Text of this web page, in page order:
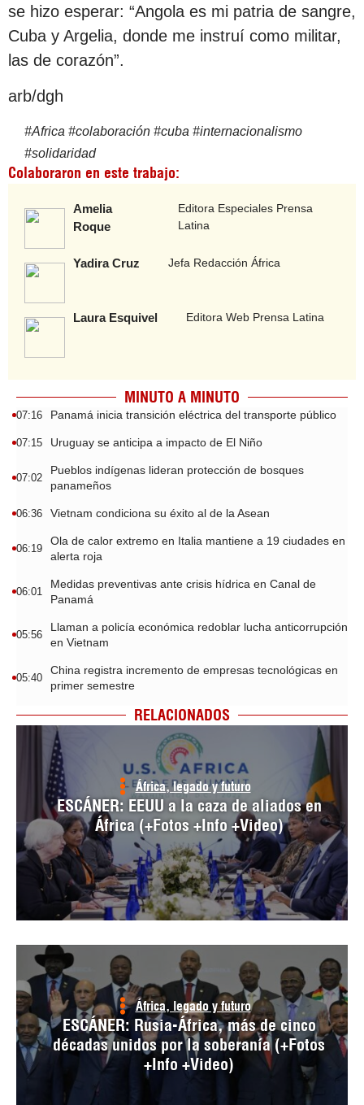
se hizo esperar: “Angola es mi patria de sangre,
Cuba y Argelia, donde me instruí como militar,
las de corazón”.
arb/dgh
#Africa #colaboración #cuba #internacionalismo
#solidaridad
Colaboraron en este trabajo:
Amelia
Roque
Editora Especiales Prensa
Latina
Yadira Cruz Jefa Redacción África
Laura Esquivel Editora Web Prensa Latina
MINUTO A MINUTO
07:16 Panamá inicia transición eléctrica del transporte público
07:15 Uruguay se anticipa a impacto de El Niño
07:02
Pueblos indígenas lideran protección de bosques
panameños
06:36 Vietnam condiciona su éxito al de la Asean
06:19
Ola de calor extremo en Italia mantiene a 19 ciudades en
alerta roja
06:01
Medidas preventivas ante crisis hídrica en Canal de
Panamá
05:56
Llaman a policía económica redoblar lucha anticorrupción
en Vietnam
05:40
China registra incremento de empresas tecnológicas en
primer semestre
RELACIONADOS
África, legado y futuro
ESCÁNER: EEUU a la caza de aliados en
África (+Fotos +Info +Video)
África, legado y futuro
ESCÁNER: Rusia-África, más de cinco
décadas unidos por la soberanía (+Fotos
+Info +Video)